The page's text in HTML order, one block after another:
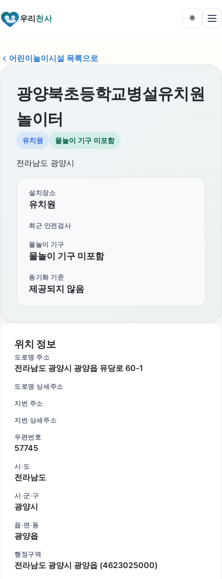
우리천사 🌐
어린이놀이시설 목록으로
광양북초등학교병설유치원
놀이터
유치원 물놀이 기구 미포함
전라남도 광양시
설치장소
유치원
최근 안전검사
물놀이 기구
물놀이 기구 미포함
동기화 기준
제공되지 않음
위치 정보
도로명 주소
전라남도 광양시 광양읍 유당로 60-1
도로명 상세주소
지번 주소
지번 상세주소
우편번호
57745
시·도
전라남도
시·군·구
광양시
읍·면·동
광양읍
행정구역
전라남도 광양시 광양읍 (4623025000)